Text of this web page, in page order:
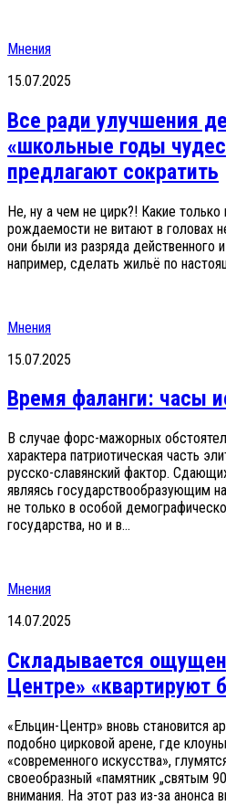
Мнения
15.07.2025
Все ради улучшения
«школьные годы
предлагают сократить
Не, ну а чем не цирк?! Какие
рождаемости не витают в головах
они были из разряда действенного
например, сделать жильё по
Мнения
15.07.2025
Время фаланги: часы
В случае форс-мажорных
характера патриотическая часть
русско-славянский фактор.
являясь государствообразующим
не только в особой
государства, но и в...
Мнения
14.07.2025
Складывается
Центре» «квартируют
«Ельцин-Центр» вновь становится
подобно цирковой арене, где
«современного искусства»,
своеобразный «памятник „святым
внимания. На этот раз из-за анонса